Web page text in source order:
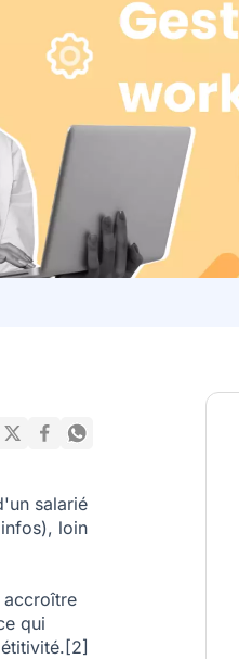
salarié
loin
accroître
qui
[2]